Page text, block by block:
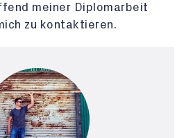
meiner Diplomarbeit
zu kontaktieren.